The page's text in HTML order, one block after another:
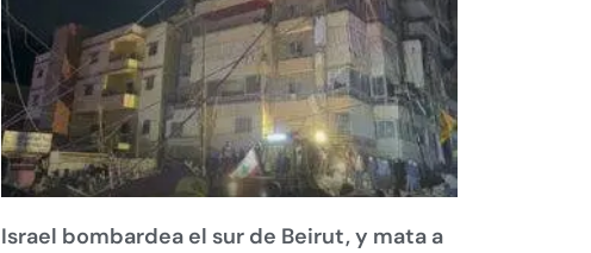
Israel bombardea el sur de Beirut, y mata a